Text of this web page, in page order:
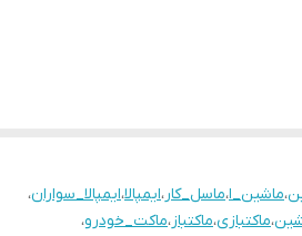
،ماشین_ا،ماسل_کار،ایمپالا،ایمپالا_سواران،
،ماکتبازی،ماکتباز،ماکت_خودرو،